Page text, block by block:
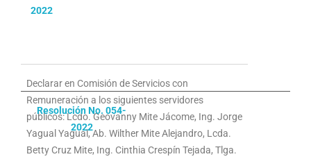
2022
Declarar en Comisión de Servicios con
Remuneración a los siguientes servidores
públicos: Lcdo. Geovanny Mite Jácome, Ing. Jorge
Yagual Yagual, Ab. Wilther Mite Alejandro, Lcda.
Betty Cruz Mite, Ing. Cinthia Crespín Tejada, Tlga.
Resolución No. 054-
2022